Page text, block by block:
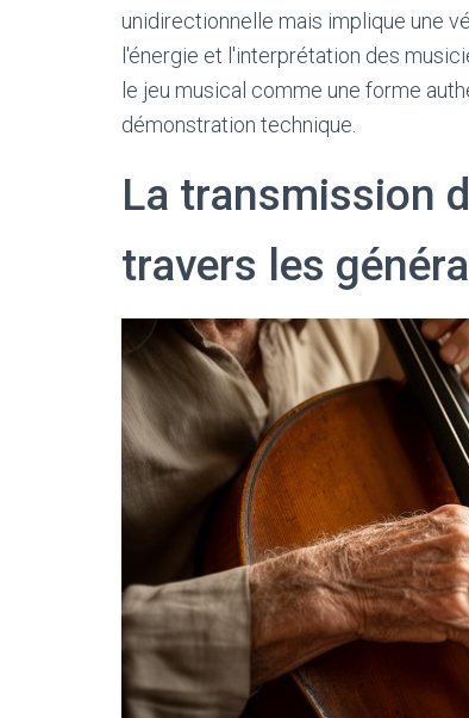
unidirectionnelle mais implique une
l'énergie et l'interprétation des
le jeu musical comme une forme
démonstration technique.
La transmission
travers les